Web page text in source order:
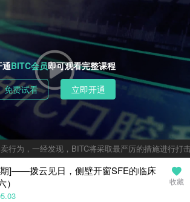
通BITC会员即可观看完整课程
免费试看
立即开通
一经发现，BITC将采取最严厉的措施进行打击
期]——拨云见日，侧壁开窗SFE的临床
收藏